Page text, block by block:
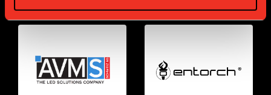
Supplier Supplier